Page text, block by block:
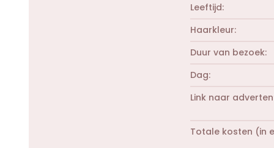
Leeftijd
Haarkleur
Duur van bezoek
Dag
Link naar
Totale kosten (in